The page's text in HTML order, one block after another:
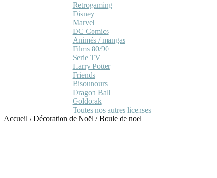
Retrogaming
Disney
Marvel
DC Comics
Animés / mangas
Films 80/90
Serie TV
Harry Potter
Friends
Bisounours
Dragon Ball
Goldorak
Toutes nos autres licenses
Accueil /Décoration de Noël /Boule de noel